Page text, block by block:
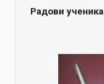
Радови ученика